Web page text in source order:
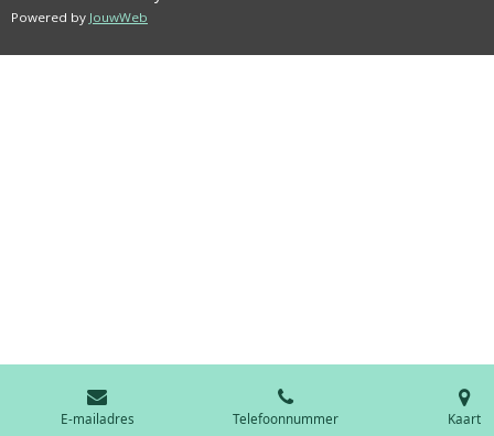
Powered by JouwWeb
E-mailadres Telefoonnummer Kaart